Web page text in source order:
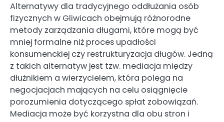
Alternatywy dla tradycyjnego oddłużania osób
fizycznych w Gliwicach obejmują różnorodne
metody zarządzania długami, które mogą być
mniej formalne niż proces upadłości
konsumenckiej czy restrukturyzacja długów. Jedną
z takich alternatyw jest tzw. mediacja między
dłużnikiem a wierzycielem, która polega na
negocjacjach mających na celu osiągnięcie
porozumienia dotyczącego spłat zobowiązań.
Mediacja może być korzystna dla obu stron i